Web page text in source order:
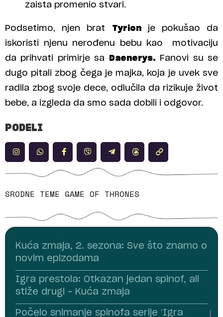
zaista promenio stvari.
Podsetimo, njen brat Tyrionje pokušao da
iskoristi njenu nerođenu bebu kao motivaciju
da prihvati primirje sa
Daenerys. Fanovi su se
dugo pitali zbog čega je majka, koja je uvek sve
radila zbog svoje dece, odlučila da rizikuje život
bebe, a izgleda da smo sada dobili i odgovor.
PODELI
SRODNE TEME GAME OF THRONES
Kuća zmaja, 2. sezona: Sve što znamo o
novim epizodama
Igra prestola: Otkazan jedan spinof, ali
stiže drugi – Kuća zmaja
Počelo snimanje spinofa serije ‘Igra